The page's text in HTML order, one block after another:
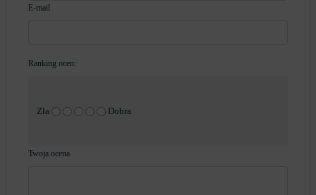
E-mail
Ranking ocen:
Zła Dobra
Twoja ocena